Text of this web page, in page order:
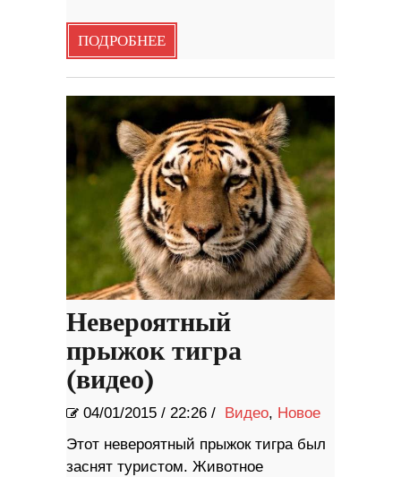
ПОДРОБНЕЕ
Невероятный
прыжок тигра
(видео)
04/01/2015 / 22:26 / Видео, Новое
Этот невероятный прыжок тигра был
заснят туристом. Животное